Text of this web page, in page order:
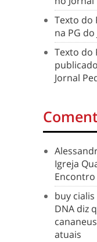
Texto do
na PG
Texto do
Jornal
Igreja
buy
DNA diz
atuais